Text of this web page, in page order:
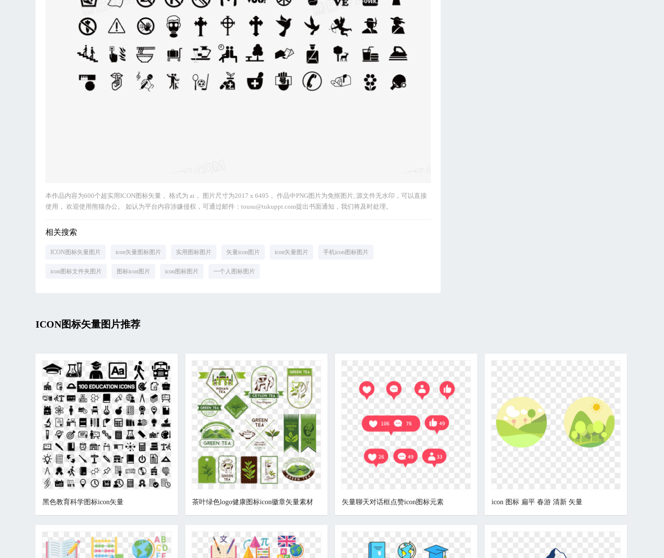
本作品内容为600个超实用ICON图标矢量， 格式为 ai， 图片尺寸为2017 x 6495， 作品中PNG图片为免抠图片, 源文件无水印，可以直接
使用， 欢迎使用熊猫办公。 如认为平台内容涉嫌侵权，可通过邮件：tousu@tukuppt.com提出书面通知，我们将及时处理。
相关搜索
ICON图标矢量图片 icon矢量图标图片 实用图标图片 矢量icon图片 icon矢量图片 手机icon图标图片
icon图标文件夹图片 图标icon图片 icon图标图片 一个人图标图片
ICON图标矢量图片推荐
黑色教育科学图标icon矢量 茶叶绿色logo健康图标icon徽章矢量素材 矢量聊天对话框点赞icon图标元素 icon 图标 扁平 春游 清新 矢量